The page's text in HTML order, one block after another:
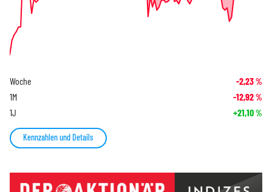
Woche -2,23%
1M -12,92%
1J +21,10%
Kennzahlen und Details